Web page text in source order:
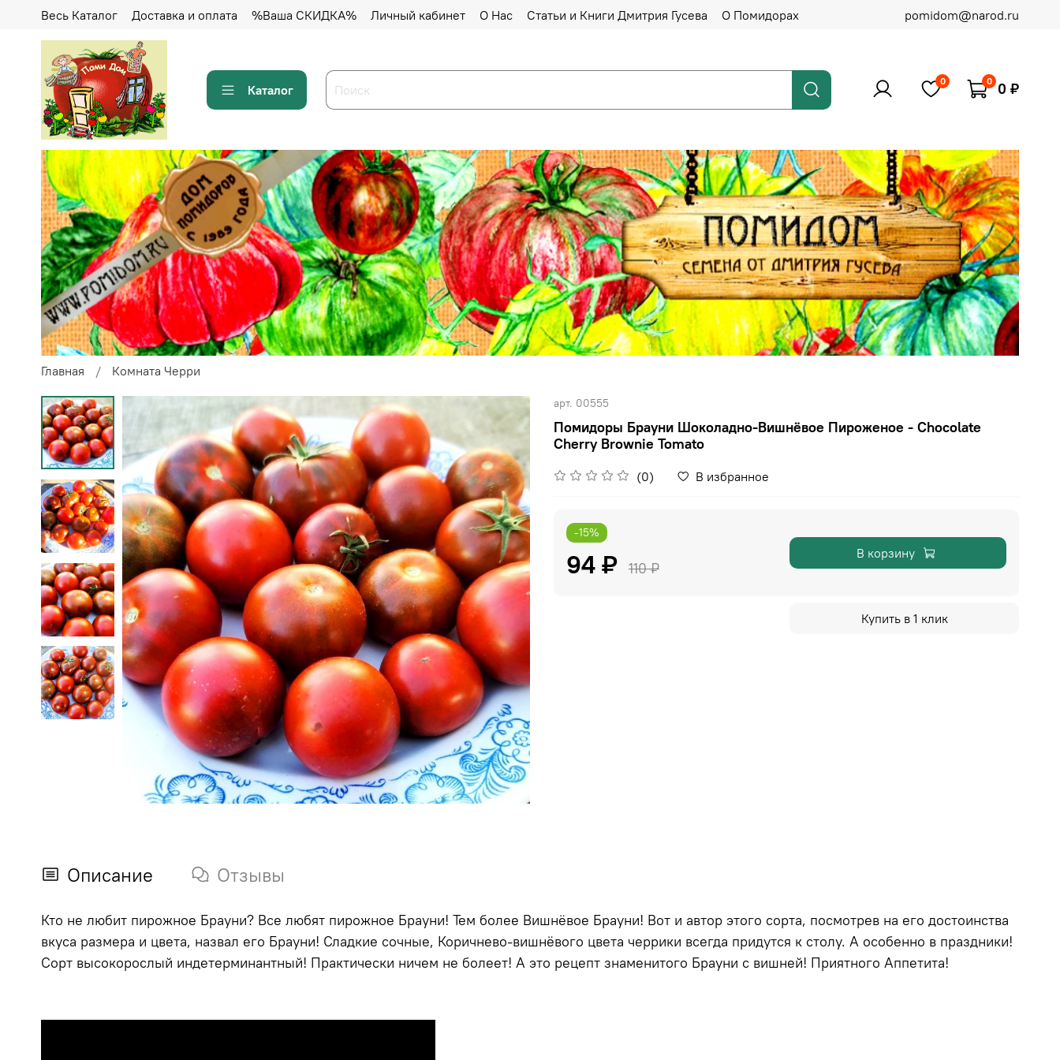
Весь Каталог Доставка и оплата %Ваша СКИДКА% Личный кабинет О Нас Статьи и Книги Дмитрия Гусева О Помидорах pomidom@narod.ru
Каталог
0 0 0 ₽
Главная Комната Черри
арт. 00555
Помидоры Брауни Шоколадно-Вишнёвое Пироженое - Chocolate
Cherry Brownie Tomato
(0) В избранное
-15%
94 ₽ 110 ₽
В корзину
Купить в 1 клик
Описание Отзывы
Кто не любит пирожное Брауни? Все любят пирожное Брауни! Тем более Вишнёвое Брауни! Вот и автор этого сорта, посмотрев на его достоинства
вкуса размера и цвета, назвал его Брауни! Сладкие сочные, Коричнево-вишнёвого цвета черрики всегда придутся к столу. А особенно в праздники!
Сорт высокорослый индетерминантный! Практически ничем не болеет! А это рецепт знаменитого Брауни с вишней! Приятного Аппетита!